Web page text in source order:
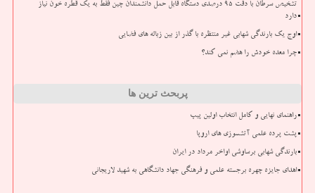
تشخیص سرطان با دقت ۹۵ درصدی دستگاه قابل حمل دانشمندان چین فقط به یک قطره خون نیاز
دارد
اوج یک بارندگی شهابی غیر منتظره با گذر از بین زباله های فضایی
چرا معده خودش را هضم نمی کند؟
پربحث ترین ها
راهنمای نهایی و کامل انتخاب اولین پیپ
پشت پرده علمی آتشسوزی های اروپا
بارندگی شهابی برساوشی اواخر مرداد در ایران
اهدای جایزه چهره برجسته علمی و فرهنگی جهاد دانشگاهی به شهید لاریجانی